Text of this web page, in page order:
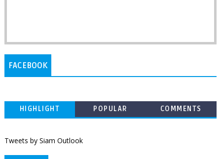
FACEBOOK
HIGHLIGHT POPULAR COMMENTS
Tweets by Siam Outlook